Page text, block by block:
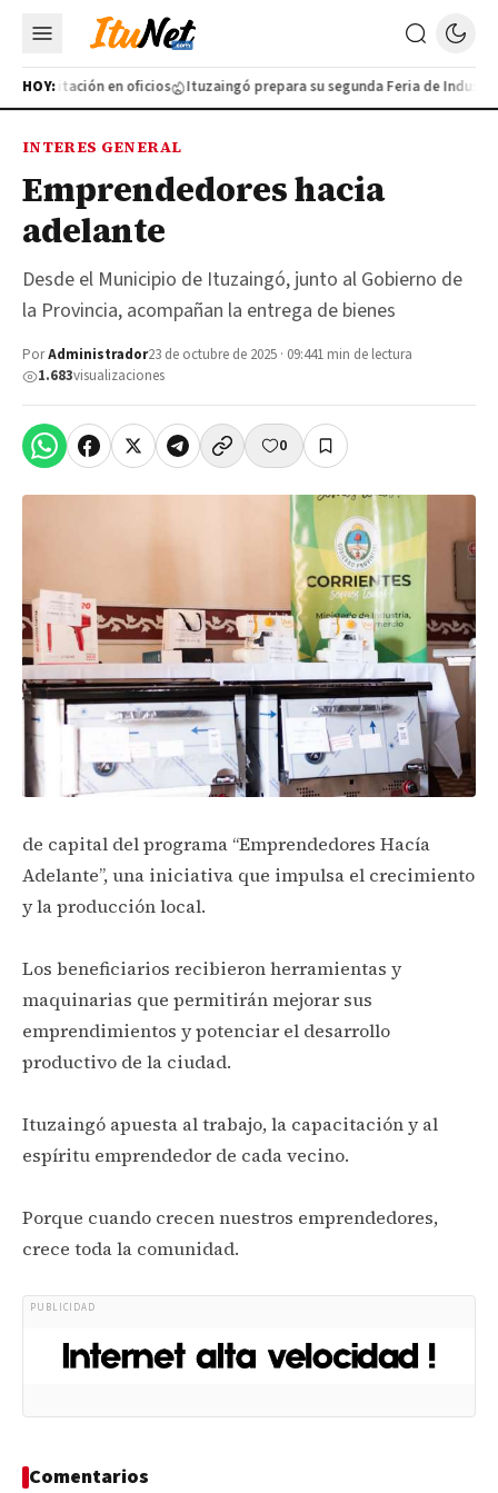
HOY: en oficios Ituzaingó prepara su segunda Feria de
INTERES GENERAL
Emprendedores hacia
adelante
Desde el Municipio de Ituzaingó, junto al Gobierno de
la Provincia, acompañan la entrega de bienes
PorAdministrador23 de octubre de 2025 · 09:441 min de lectura
1.683visualizaciones
0
de capital del programa “Emprendedores Hacía
Adelante”, una iniciativa que impulsa el crecimiento
y la producción local.
Los beneficiarios recibieron herramientas y
maquinarias que permitirán mejorar sus
emprendimientos y potenciar el desarrollo
productivo de la ciudad.
Ituzaingó apuesta al trabajo, la capacitación y al
espíritu emprendedor de cada vecino.
Porque cuando crecen nuestros emprendedores,
crece toda la comunidad.
PUBLICIDAD
Comentarios